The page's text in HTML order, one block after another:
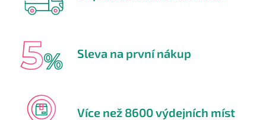
Sleva na první nákup
Více než 8600 výdejních míst